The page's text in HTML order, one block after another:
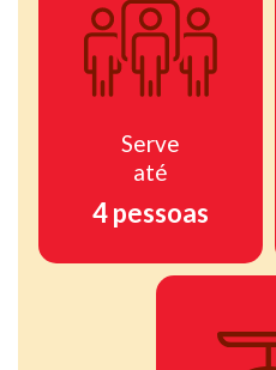
Serve
até
4 pessoas